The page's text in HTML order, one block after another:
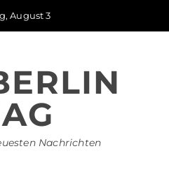
August 3
Nachrichten